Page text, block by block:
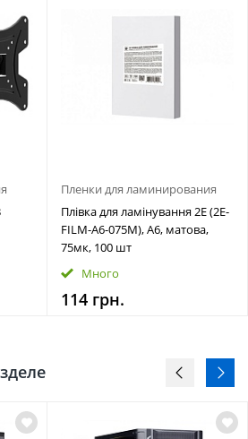
Пленки для ламинирования
Плівка для ламінування 2E (2E-
FILM-A6-075M), A6, матова,
75мк, 100 шт
Много
114 грн.